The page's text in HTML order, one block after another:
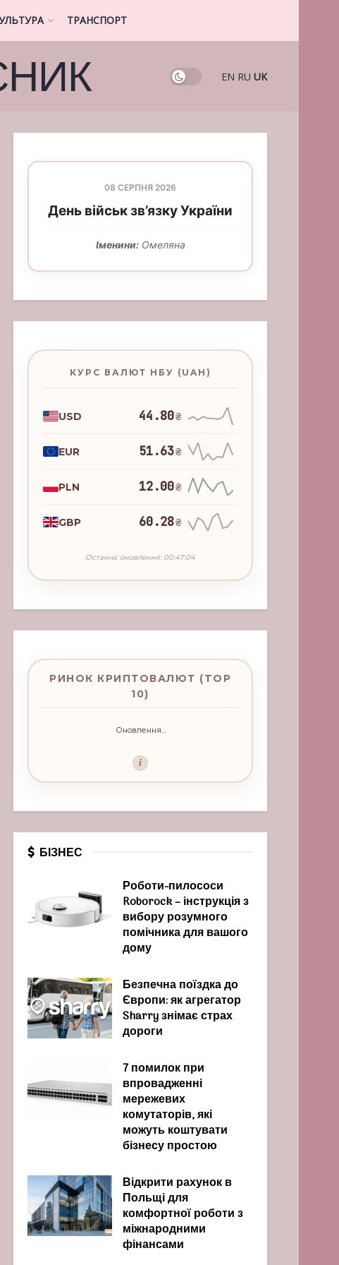
ТРАНСПОРТ
EN RU UK
08 СЕРПНЯ 2026
День військ зв’язку України
Іменини:Омеляна
КУРС ВАЛЮТ НБУ (UAH)
USD 44.80₴
EUR 51.63₴
PLN 12.00₴
GBP 60.28₴
Останнє оновлення: 00:47:04
РИНОК КРИПТОВАЛЮТ (TOP
10)
Оновлення...
i
БІЗНЕС
Роботи-пилососи
Roborock – інструкція з
вибору розумного
помічника для вашого
дому
Безпечна поїздка до
Європи: як агрегатор
Sharry знімає страх
дороги
7 помилок при
впровадженні
мережевих
комутаторів, які
можуть коштувати
бізнесу простою
Відкрити рахунок в
Польщі для
комфортної роботи з
міжнародними
фінансами